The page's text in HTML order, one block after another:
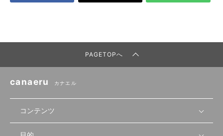
PAGETOPへ
canaeru カナエル
コンテンツ